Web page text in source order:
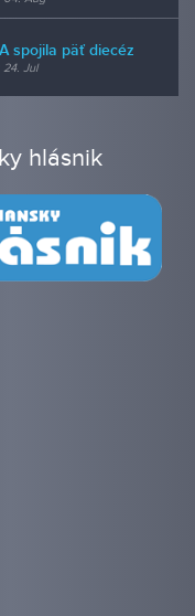
spojila päť diecéz
24. Jul
hlásnik